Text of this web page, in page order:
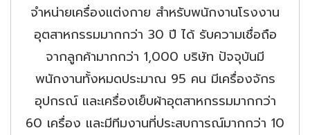
จำหน่ายเครื่องแต่งกาย สำหรับพนักงานโรงงาน
อุตสาหกรรมมากกว่า 30 ปี ได้ รับความเชื่อถือ
จากลูกค้ามากกว่า 1,000 บริษัท ปัจจุบันมี
พนักงานทั้งหมดประมาณ 95 คน มีเครื่องจักร
อุปกรณ์ และเครื่องเย็บผ้าอุตสาหกรรมมากกว่า
60 เครื่อง และมีทีมงานที่ประสบการณ์มากกว่า 10